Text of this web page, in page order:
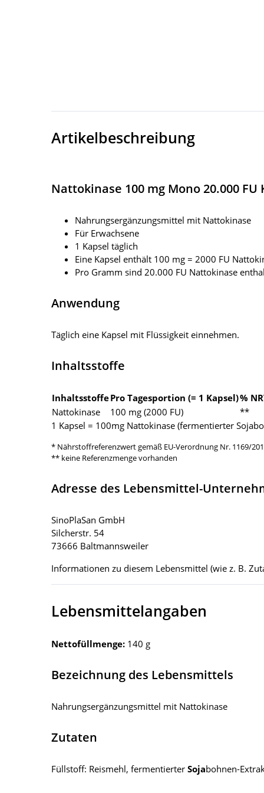
Artikelbeschreibung
Nattokinase 100 mg Mono 20.000 FU
Nahrungsergänzungsmittel mit Nattokinase
Für Erwachsene
1 Kapsel täglich
Eine Kapsel enthält 100 mg = 2000 FU
Pro Gramm sind 20.000 FU Nattokinase
Anwendung
Täglich eine Kapsel mit Flüssigkeit einnehmen.
Inhaltsstoffe
InhaltsstoffePro Tagesportion (= 1 Kapsel)%
Nattokinase
100 mg (2000 FU)
**
1 Kapsel = 100mg Nattokinase (fermentierter
* Nährstoffreferenzwert gemäß EU-Verordnung Nr. 1169/
** keine Referenzmenge vorhanden
Adresse des Lebensmittel-
SinoPlaSan GmbH
Silcherstr. 54
73666 Baltmannsweiler
Informationen zu diesem Lebensmittel (wie z. B.
Lebensmittelangaben
Nettofüllmenge: 140 g
Bezeichnung des Lebensmittels
Nahrungsergänzungsmittel mit Nattokinase
Zutaten
Füllstoff: Reismehl, fermentierter Sojabohnen-